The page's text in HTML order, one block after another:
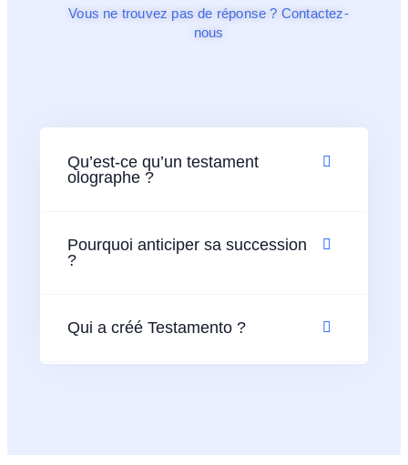
Vous ne trouvez pas de réponse ? Contactez-
nous
Qu’est-ce qu’un testament
olographe ?
Pourquoi anticiper sa succession
?
Qui a créé Testamento ?